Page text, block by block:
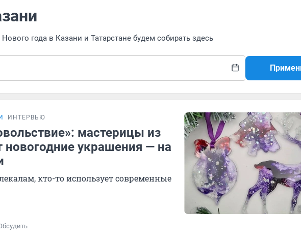
года в Казани и Татарстане будем собирать здесь
ИНТЕРВЬЮ
мастерицы из
новогодние украшения — на
кто-то использует современные